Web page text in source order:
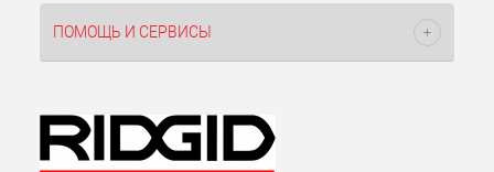
ПОМОЩЬ И СЕРВИСЫ